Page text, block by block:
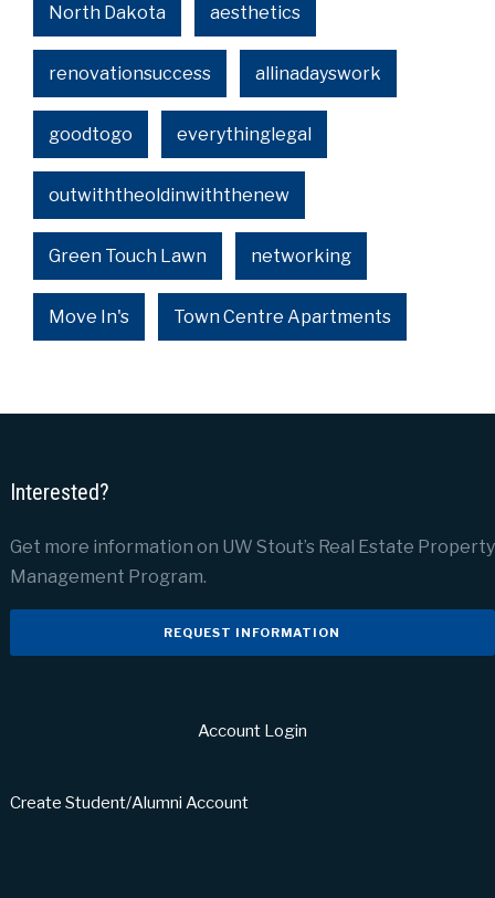
North Dakota aesthetics
renovationsuccess allinadayswork
goodtogo everythinglegal
outwiththeoldinwiththenew
Green Touch Lawn networking
Move In's Town Centre Apartments
Interested?
Get more information on UW Stout’s Real Estate Property
Management Program.
REQUEST INFORMATION
Account Login
Create Student/Alumni Account